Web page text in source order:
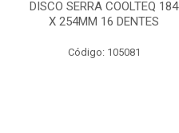
DISCO SERRA COOLTEQ 184
X 254MM 16 DENTES
Código: 105081